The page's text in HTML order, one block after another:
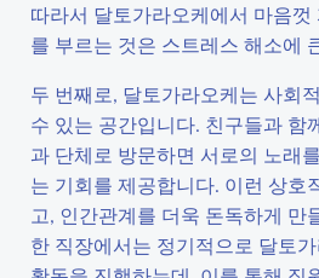
따라서 달토가라오케에서 마음껏
를 부르는 것은 스트레스 해소에
두 번째로, 달토가라오케는 사회
수 있는 공간입니다. 친구들과 함
과 단체로 방문하면 서로의 노래
는 기회를 제공합니다. 이런 상호
고, 인간관계를 더욱 돈독하게 만
한 직장에서는 정기적으로 달토